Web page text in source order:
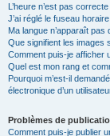
L’heure n’est pas correcte
J’ai réglé le fuseau
Ma langue n’apparaît pas
Que signifient les images
Comment puis-je afficher
Quel est mon rang et
Pourquoi m’est-il
électronique d’un
Problèmes de
Comment puis-je publier